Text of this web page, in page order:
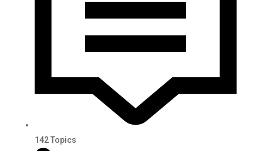
142 Topics